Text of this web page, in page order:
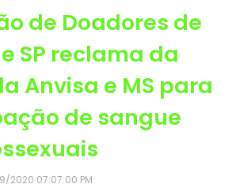
de Doadores de
SP reclama da
Anvisa e MS para
de sangue
2020 07:07:00 PM